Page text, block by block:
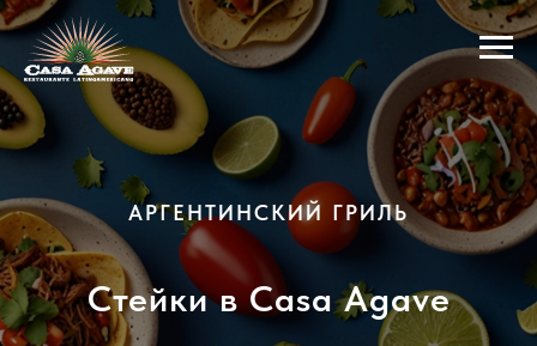
АРГЕНТИНСКИЙ ГРИЛЬ
Стейки в Casa Agave